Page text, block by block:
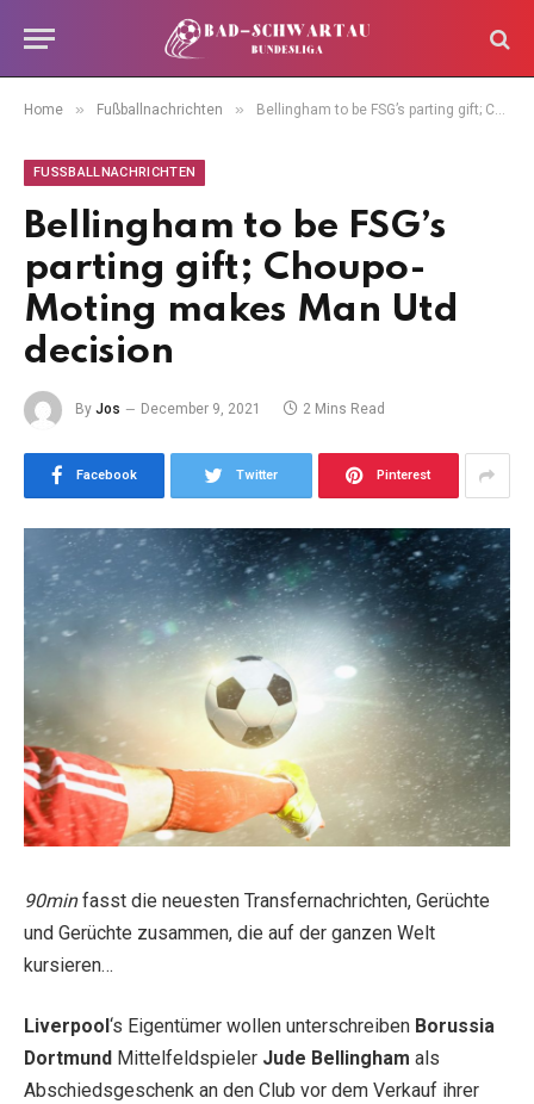
Home » Fußballnachrichten » Bellingham to be FSG’s parting gift; Choupo-Moting makes Man Utd decision
FUSSBALLNACHRICHTEN
Bellingham to be FSG’s
parting gift; Choupo-
Moting makes Man Utd
decision
By Jos December 9, 2021 2 Mins Read
Facebook Twitter Pinterest
90minfasst die neuesten Transfernachrichten, Gerüchte
und Gerüchte zusammen, die auf der ganzen Welt
kursieren…
Liverpool ‘s Eigentümer wollen unterschreiben Borussia
Dortmund Mittelfeldspieler Jude Bellingham als
Abschiedsgeschenk an den Club vor dem Verkauf ihrer